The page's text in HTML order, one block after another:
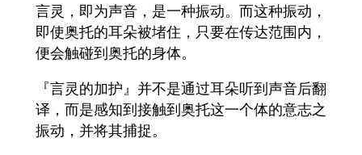
言灵，即为声音，是一种振动。而这种振动，
即使奥托的耳朵被堵住，只要在传达范围内，
便会触碰到奥托的身体。
『言灵的加护』并不是通过耳朵听到声音后翻
译，而是感知到接触到奥托这一个体的意志之
振动，并将其捕捉。